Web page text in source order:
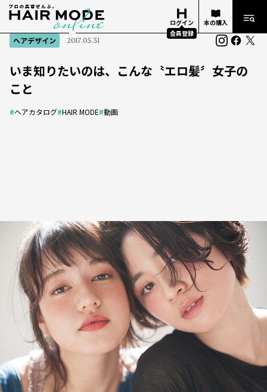
ログイン
会員登録
本の購入
ヘアデザイン 2017.05.31
いま知りたいのは、こんな〝エロ髪〞女子の
こと
#ヘアカタログ#HAIR MODE#動画